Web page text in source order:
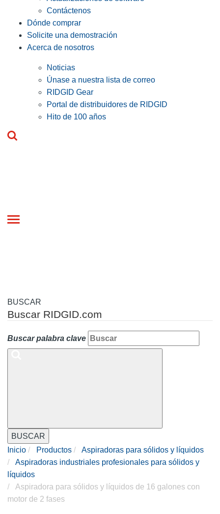
Contáctenos
Dónde comprar
Solicite una demostración
Acerca de nosotros
Noticias
Únase a nuestra lista de correo
RIDGID Gear
Portal de distribuidores de RIDGID
Hito de 100 años
Toggle
BUSCAR
Buscar RIDGID.com
Buscar palabra clave
BUSCAR
Inicio
Productos
Aspiradoras para sólidos y líquidos
Aspiradoras industriales profesionales para sólidos y
líquidos
Aspiradora para sólidos y líquidos de 16 galones con
motor de 2 fases